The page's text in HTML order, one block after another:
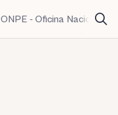
ONPE - Oficina Nacional